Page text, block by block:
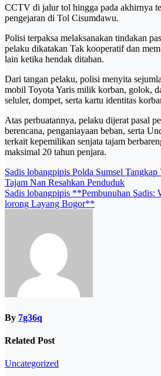
CCTV di jalur tol hingga pada akhirnya
pengejaran di Tol Cisumdawu.
Polisi terpaksa melaksanakan tindakan
pelaku dikatakan Tak kooperatif dan
lain ketika hendak ditahan.
Dari tangan pelaku, polisi menyita
mobil Toyota Yaris milik korban, golok,
seluler, dompet, serta kartu identitas
Atas perbuatannya, pelaku dijerat pasal
berencana, penganiayaan beban, serta
terkait kepemilikan senjata tajam
maksimal 20 tahun penjara.
Post
navigation
Sadis lobangpipis Polda Sumsel
Tajam Nan Resahkan Penduduk
Sadis lobangpipis **Pembunuhan Sadis:
lorong Layang Bogor**
By 7g36q
Related Post
Uncategorized